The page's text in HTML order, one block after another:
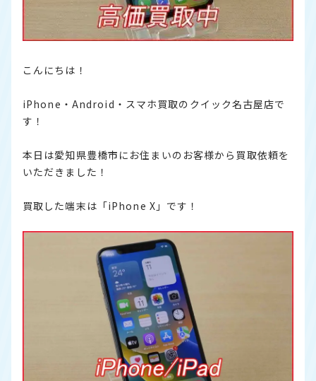
こんにちは！
iPhone・Android・スマホ買取のクイック名古屋店で
す！
本日は愛知県豊橋市にお住まいのお客様から買取依頼を
いただきました！
買取した端末は「iPhone X」です！